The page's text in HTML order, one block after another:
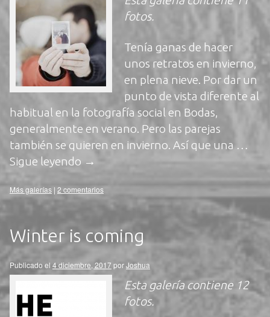
fotos.
Tenía ganas de hacer
unos retratos en invierno,
en plena nieve. Por dar un
punto de vista diferente al
habitual en la fotografía social en Bodas,
generalmente en verano. Pero las parejas
también se quieren en invierno. Así que una …
Sigue leyendo →
Más galerías | 2 comentarios
Winter is coming
Publicado el 4 diciembre, 2017porJoshua
Esta galería contiene 12
fotos.